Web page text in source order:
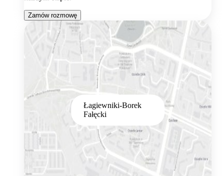
Zamów rozmowę
Łagiewniki-Borek
Fałęcki